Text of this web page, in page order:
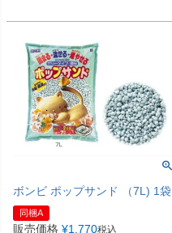
ボンビ ポップサンド （7L) 1袋
同梱A
販売価格 ¥1,770税込